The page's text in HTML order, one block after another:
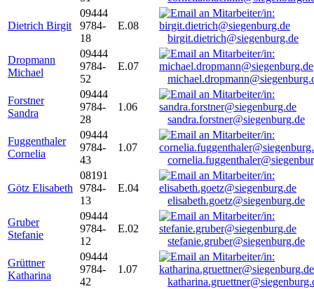
Dietrich Birgit
09444
9784-
18
E.08
birgit.dietrich@siegenburg.de
Dropmann
Michael
09444
9784-
52
E.07
Forstner
Sandra
09444
9784-
28
1.06
sandra.forstner@siegenburg.de
Fuggenthaler
Cornelia
09444
9784-
43
1.07
Götz Elisabeth
08191
9784-
13
E.04
elisabeth.goetz@siegenburg.de
Gruber
Stefanie
09444
9784-
12
E.02
stefanie.gruber@siegenburg.de
Grüttner
Katharina
09444
9784-
42
1.07